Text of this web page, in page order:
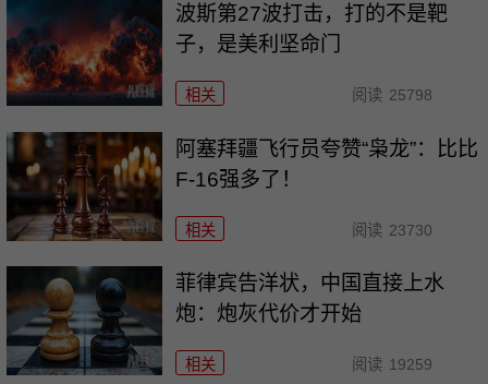
波斯第27波打击，打的不是靶
子，是美利坚命门
相关 阅读 25798
阿塞拜疆飞行员夸赞“枭龙”：比比
F-16强多了！
相关 阅读 23730
菲律宾告洋状，中国直接上水
炮：炮灰代价才开始
相关 阅读 19259